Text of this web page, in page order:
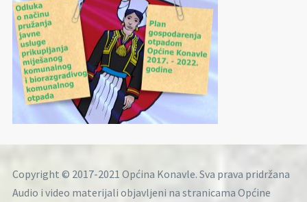
Copyright © 2017-2021 Općina Konavle. Sva prava pridržana
Audio i video materijali objavljeni na stranicama Općine